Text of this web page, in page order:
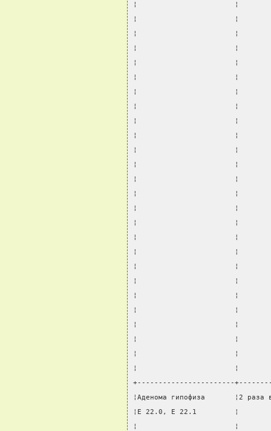
¦                       ¦
¦                       ¦
¦                       ¦
¦                       ¦
¦                       ¦
¦                       ¦
¦                       ¦
¦                       ¦
¦                       ¦
¦                       ¦
¦                       ¦
¦                       ¦
¦                       ¦
¦                       ¦
¦                       ¦
¦                       ¦
¦                       ¦
¦                       ¦
¦                       ¦
¦                       ¦
¦                       ¦
¦                       ¦
¦                       ¦
¦                       ¦
¦                       ¦
¦                       ¦
+-----------------------
¦Аденома гипофиза       ¦2
¦E 22.0, E 22.1         ¦
¦                       ¦